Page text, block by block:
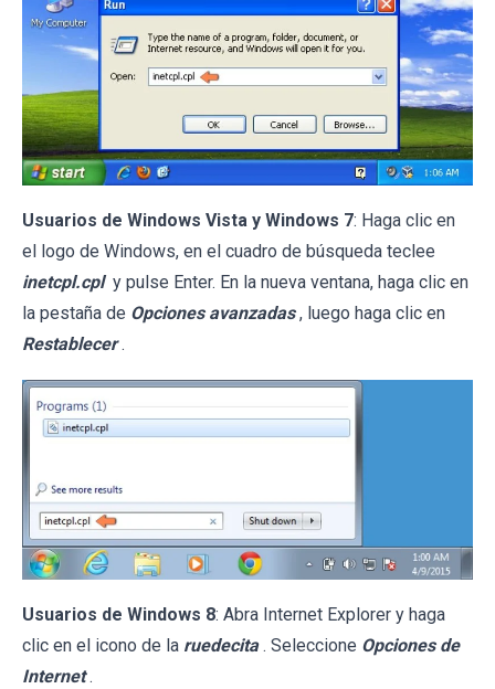
Usuarios de Windows Vista y Windows 7: Haga clic en
el logo de Windows, en el cuadro de búsqueda teclee
inetcpl.cpl y pulse Enter. En la nueva ventana, haga clic en
la pestaña de Opciones avanzadas , luego haga clic en
Restablecer .
Usuarios de Windows 8: Abra Internet Explorer y haga
clic en el icono de la ruedecita . Seleccione Opciones de
Internet .